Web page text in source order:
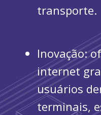
transporte.
Inovação:
internet
usuários
terminais,